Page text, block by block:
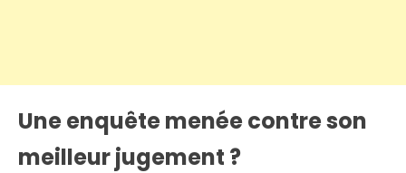
Une enquête menée contre son
meilleur jugement ?